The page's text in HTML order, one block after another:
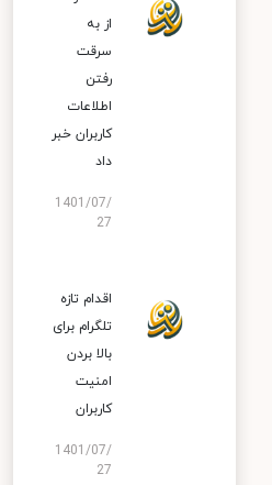
از به
سرقت
رفتن
اطلاعات
کاربران خبر
داد
1401/07/
27
اقدام تازه
تلگرام برای
بالا بردن
امنیت
کاربران
1401/07/
27